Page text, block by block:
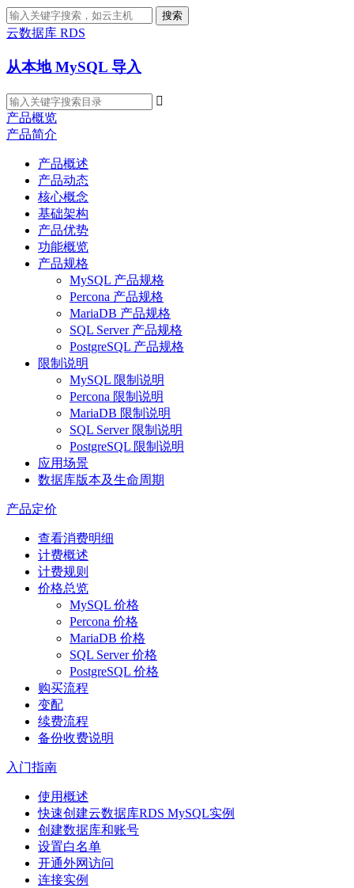
搜索
云数据库 RDS
从本地 MySQL 导入

产品概览
产品简介
产品概述
产品动态
核心概念
基础架构
产品优势
功能概览
产品规格
MySQL 产品规格
Percona 产品规格
MariaDB 产品规格
SQL Server 产品规格
PostgreSQL 产品规格
限制说明
MySQL 限制说明
Percona 限制说明
MariaDB 限制说明
SQL Server 限制说明
PostgreSQL 限制说明
应用场景
数据库版本及生命周期
产品定价
查看消费明细
计费概述
计费规则
价格总览
MySQL 价格
Percona 价格
MariaDB 价格
SQL Server 价格
PostgreSQL 价格
购买流程
变配
续费流程
备份收费说明
入门指南
使用概述
快速创建云数据库RDS MySQL实例
创建数据库和账号
设置白名单
开通外网访问
连接实例